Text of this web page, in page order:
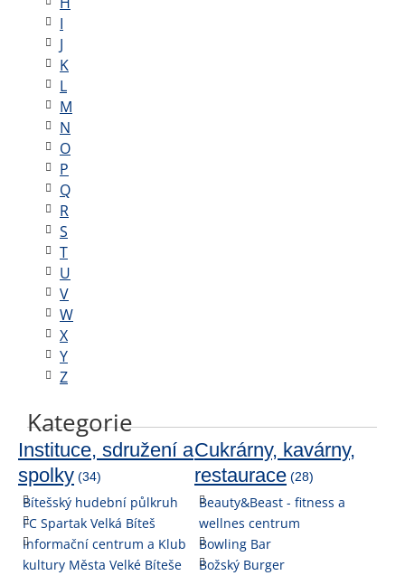
I
J
K
L
M
N
O
P
Q
R
S
T
U
V
W
X
Y
Z
Kategorie
Instituce, sdružení a
spolky (34)
Bítešský hudební půlkruh
FC Spartak Velká Bíteš
Informační centrum a Klub
kultury Města Velké Bíteše
Cukrárny, kavárny,
restaurace (28)
Beauty&Beast - fitness a
wellnes centrum
Bowling Bar
Božský Burger